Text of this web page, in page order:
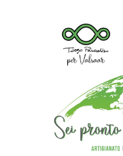
Eventi